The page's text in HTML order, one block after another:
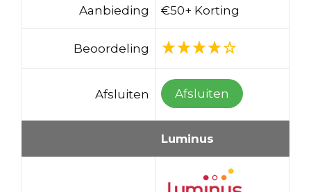
Aanbieding €50+ Korting
Beoordeling
Afsluiten Afsluiten
Luminus